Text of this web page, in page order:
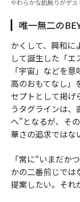
やわらかな肌触りがゲス
唯一無二の
かくして、興和に
して誕生した「エ
「宇宙」などを
高のおもてなし」
セプトとして掲げ
うタグラインは
へ”となるが、そ
華さの追求ではな
「常に“いまだか
かの二番煎じでは
提案したい。それ